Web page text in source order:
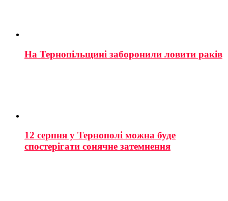
На Тернопільщині заборонили ловити раків
12 серпня у Тернополі можна буде
спостерігати сонячне затемнення